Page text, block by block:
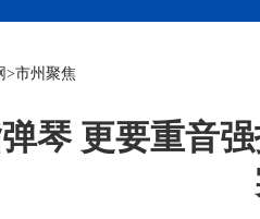
>市州聚焦
琴 更要重音